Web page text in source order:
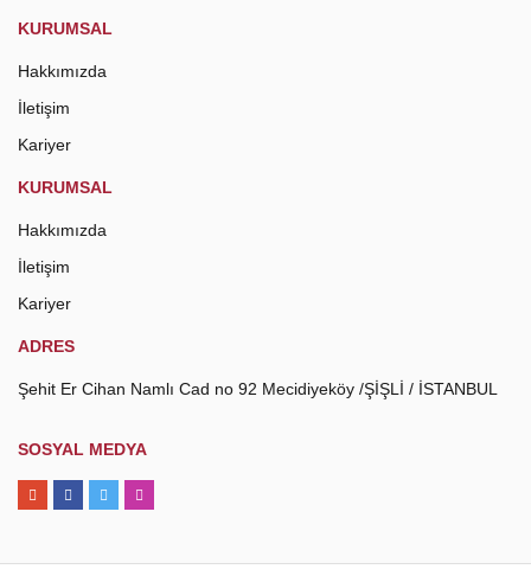
KURUMSAL
Hakkımızda
İletişim
Kariyer
KURUMSAL
Hakkımızda
İletişim
Kariyer
ADRES
Şehit Er Cihan Namlı Cad no 92 Mecidiyeköy /ŞİŞLİ / İSTANBUL
SOSYAL MEDYA